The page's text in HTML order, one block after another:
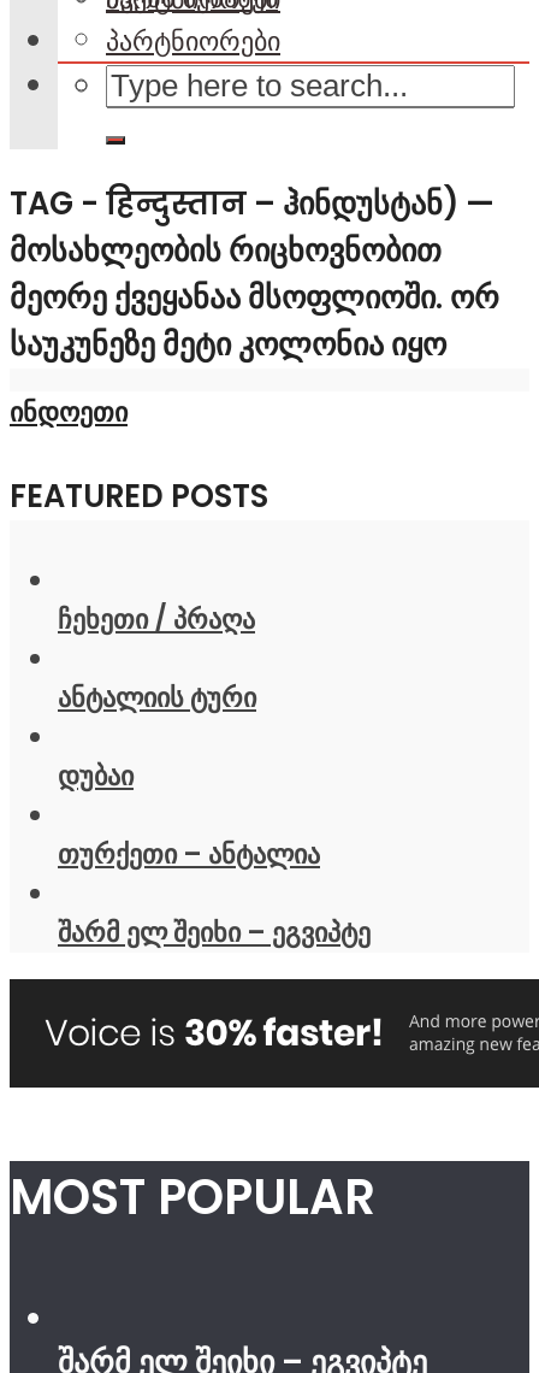
პარტნიორები
TAG - हिन्दुस्तान – ᲰᲘᲜᲓᲣᲡᲢᲐᲜ) —
ᲛᲝᲡᲐᲮᲚᲔᲝᲑᲘᲡ ᲠᲘᲪᲮᲝᲕᲜᲝᲑᲘᲗ
ᲛᲔᲝᲠᲔ ᲥᲕᲔᲧᲐᲜᲐᲐ ᲛᲡᲝᲤᲚᲘᲝᲨᲘ. ᲝᲠ
ᲡᲐᲣᲙᲣᲜᲔᲖᲔ ᲛᲔᲢᲘ ᲙᲝᲚᲝᲜᲘᲐ ᲘᲧᲝ
ინდოეთი
FEATURED POSTS
ჩეხეთი / პრაღა
ანტალიის ტური
დუბაი
თურქეთი – ანტალია
შარმ ელ შეიხი – ეგვიპტე
MOST POPULAR
შარმ ელ შეიხი – ეგვიპტე